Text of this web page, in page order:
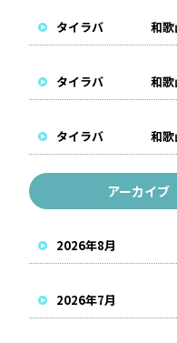
アーカイブ
2026年8月
2026年7月